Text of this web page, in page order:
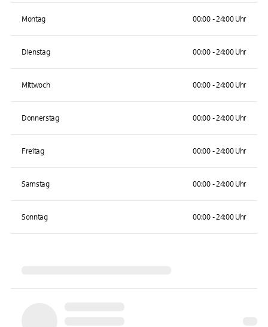
Montag 00:00 - 24:00 Uhr
Dienstag 00:00 - 24:00 Uhr
Mittwoch 00:00 - 24:00 Uhr
Donnerstag 00:00 - 24:00 Uhr
Freitag 00:00 - 24:00 Uhr
Samstag 00:00 - 24:00 Uhr
Sonntag 00:00 - 24:00 Uhr